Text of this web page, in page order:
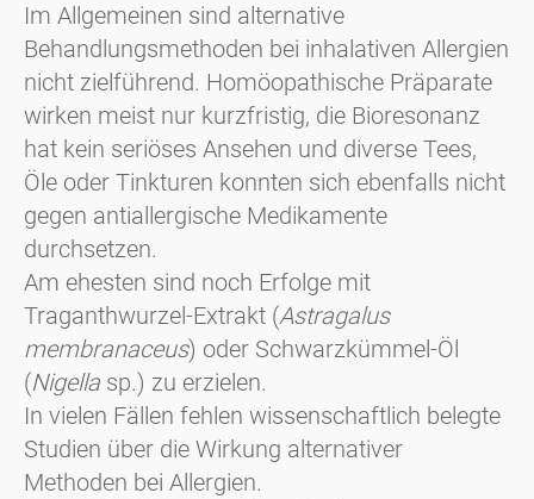
Im Allgemeinen sind alternative
Behandlungsmethoden bei inhalativen Allergien
nicht zielführend. Homöopathische Präparate
wirken meist nur kurzfristig, die Bioresonanz
hat kein seriöses Ansehen und diverse Tees,
Öle oder Tinkturen konnten sich ebenfalls nicht
gegen antiallergische Medikamente
durchsetzen.
Am ehesten sind noch Erfolge mit
Traganthwurzel-Extrakt (Astragalus
membranaceus) oder Schwarzkümmel-Öl
(Nigella sp.) zu erzielen.
In vielen Fällen fehlen wissenschaftlich belegte
Studien über die Wirkung alternativer
Methoden bei Allergien.